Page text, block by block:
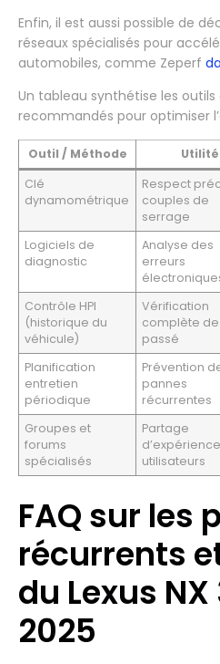
Enfin, il est aussi possible de
réseaux spécialisés pour
automobiles, comme Zeperf
Un tableau synthétise les
recommandés pour optimiser
Outil / Méthode Utilité
Clé
dynamométrique
Respect
couples de
serrage
Logiciels de
diagnostic
Analyse des
erreurs
Contrôle HPI
(historique du
véhicule)
Vérification
complète de
passé
Planification
entretien
périodique
Prévention
pannes
récurrentes
Groupes et
forums
spécialisés
Partage
d’expérience
utilisateurs
FAQ sur les
récurrents
du Lexus
2025